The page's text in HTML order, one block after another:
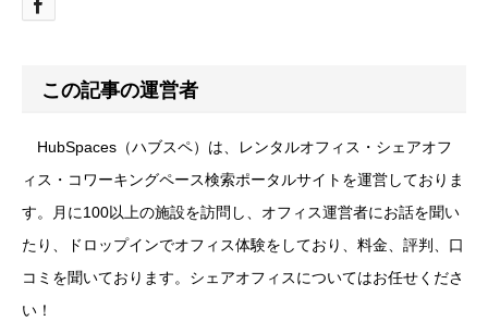
この記事の運営者
HubSpaces（ハブスペ）は、レンタルオフィス・シェアオフ
ィス・コワーキングペース検索ポータルサイトを運営しておりま
す。月に100以上の施設を訪問し、オフィス運営者にお話を聞い
たり、ドロップインでオフィス体験をしており、料金、評判、口
コミを聞いております。シェアオフィスについてはお任せくださ
い！